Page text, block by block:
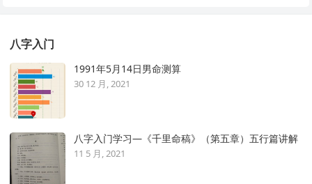
八字入门
1991年5月14日男命测算
30 12 月, 2021
八字入门学习—《千里命稿》（第五章）五行篇讲解
11 5 月, 2021